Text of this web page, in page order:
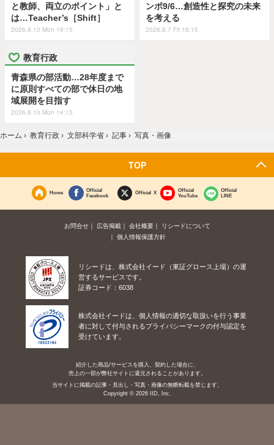
と教師、両立のポイント」と
は…Teacher’s［Shift］
2026.8.10 Mon 19:15
ンポ9/6…創造性と探究の未来
を考える
2026.8.7 Fri 16:15
教育行政
青森県の部活動…28年度まで
に原則すべての部で休日の地
域展開を目指す
2026.8.10 Mon 14:15
ホーム › 教育行政 › 文部科学省 › 記事 › 写真・画像
TOP
Home
Official
Facebook
Official X
Official
YouTube
Official
LINE
お問合せ 広告掲載 会社概要
リシードについて
個人情報保護方針
リシードは、株式会社イード（東証グロース上場）の運
営するサービスです。
証券コード：6038
株式会社イードは、個人情報の適切な取扱いを行う事業
者に対して付与されるプライバシーマークの付与認定を
受けています。
紹介した商品/サービスを購入、契約した場合に、
売上の一部が弊社サイトに還元されることがあります。
当サイトに掲載の記事・見出し・写真・画像の無断転載を禁じます。
Copyright © 2026 IID, Inc.